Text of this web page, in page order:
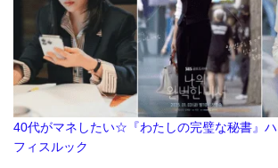
40代がマネしたい☆『わたしの完璧な秘書』
フィスルック